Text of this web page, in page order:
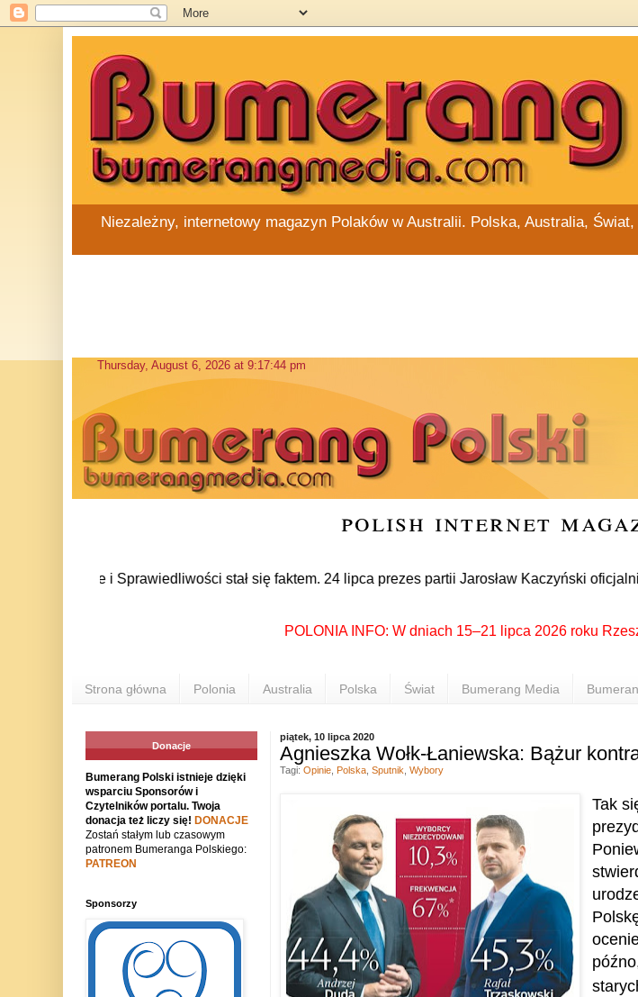
Niezależny, internetowy magazyn Polaków w Australii. Polska, Australia, Świat,
polish internet
w Prawie i Sprawiedliwości stał się faktem. 24 lipca prezes partii Jarosław Kaczyński oficjalnie
POLONIA INFO: W dniach 15–21 lipca 2026 roku
Strona główna Polonia Australia Polska Świat Bumerang Media
piątek, 10 lipca 2020
Agnieszka Wołk-Łaniewska: Bążur
Tak
Tagi: Opinie, Polska, Sputnik Wybory
Donacje
Bumerang Polski istnieje dzięki
wsparciu Sponsorów i
Czytelników portalu. Twoja
donacja też liczy się! DONACJE
Zostań stałym lub czasowym
patronem Bumeranga Polskiego:
PATREON
Sponsorzy